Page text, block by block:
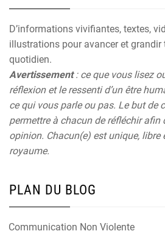
D’informations vivifiantes, textes,
illustrations pour avancer et grandir
quotidien.
Avertissement: ce que vous lisez
réflexion et le ressenti d’un être
ce qui vous parle ou pas. Le but de
permettre à chacun de réfléchir afin
opinion. Chacun(e) est unique, libre
royaume.
PLAN DU BLOG
Communication Non Violente